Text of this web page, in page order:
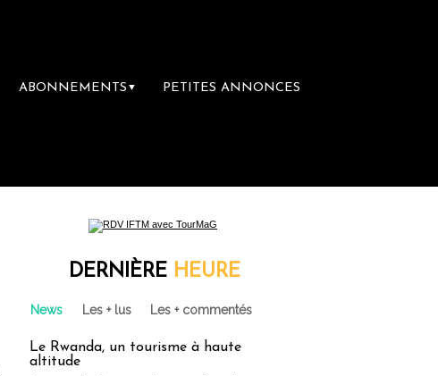
ABONNEMENTS ▼ PETITES ANNONCES
DERNIÈRE HEURE
News Les + lus Les + commentés
Le Rwanda, un tourisme à haute
altitude